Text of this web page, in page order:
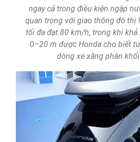
ngay cả trong điều kiện ngập
quan trọng với giao thông đô thị
tối đa đạt 80 km/h, trong khi
0–20 m được Honda cho biết
dòng xe xăng phân